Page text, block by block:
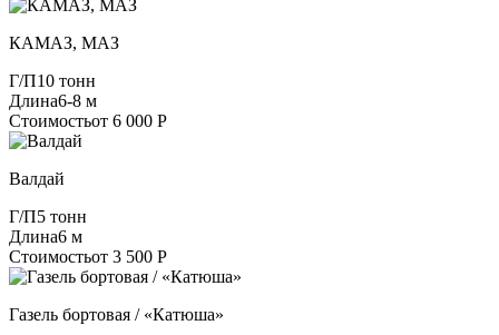
КАМАЗ, МАЗ
Г/П10 тонн
Длина6-8 м
Стоимостьот 6 000 Р
Валдай
Г/П5 тонн
Длина6 м
Стоимостьот 3 500 Р
Газель бортовая / «Катюша»